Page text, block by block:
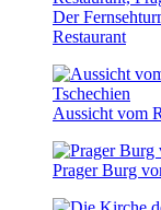
Der
Restaurant
Aussicht vom
Prager Burg